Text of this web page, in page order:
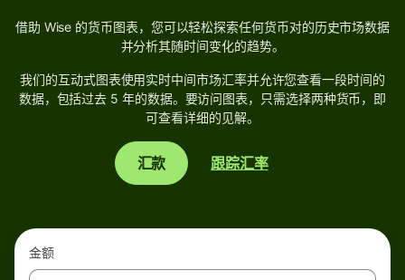
借助 Wise 的货币图表，您可以轻松探索任何货币对的历史市场数据
并分析其随时间变化的趋势。
我们的互动式图表使用实时中间市场汇率并允许您查看一段时间的
数据，包括过去 5 年的数据。要访问图表，只需选择两种货币，即
可查看详细的见解。
汇款 跟踪汇率
金额